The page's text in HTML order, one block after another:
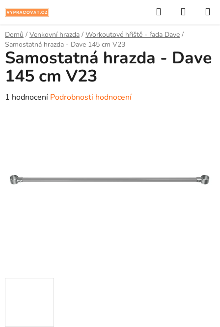
na
obsah
Hledat
KOŠÍK
Domů / Venkovní hrazda / Workoutové hřiště - řada Dave /
Samostatná hrazda - Dave 145 cm V23
Samostatná hrazda - Dave
145 cm V23
Průměrné
1 hodnocení Podrobnosti hodnocení